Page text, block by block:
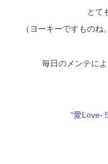
とて
（ヨーキーですものね
毎日のメンテに
“愛Love-